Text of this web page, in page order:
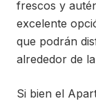
frescos y
excelente
que podrán
alrededor de
Si bien el